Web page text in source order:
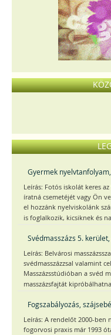
Gyermek
Leírás: Fotós iskolát keres
íratná csemetéjét vagy Ön
el hozzánk nyelviskolánk
is foglalkozik, kicsiknek és
Svédmasszázs 5.
Leírás: Belvárosi
svédmasszázzsal valamint
Masszázsstúdióban a svéd
masszázsfajtát
Fogszabályozás,
Leírás: A rendelőt 2000-ben
fogorvosi praxis már 1993